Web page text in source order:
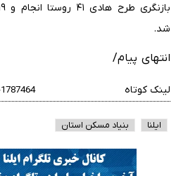
شد.
انتهای پیام/
لینک کوتاه
ایلنا بنیاد مسکن استان